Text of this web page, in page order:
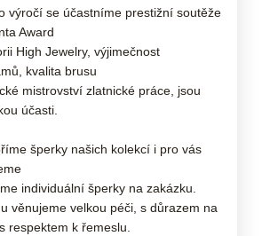
výročí se účastníme prestižní soutěže
Award
High Jewelry, výjimečnost
kvalita brusu
mistrovství zlatnické práce, jsou
účasti.
šperky našich kolekcí i pro vás
individuální šperky na zakázku.
věnujeme velkou péči, s důrazem na
respektem k řemeslu.